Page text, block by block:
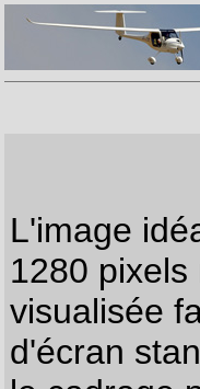
L'image
1280
visualisée
d'écran